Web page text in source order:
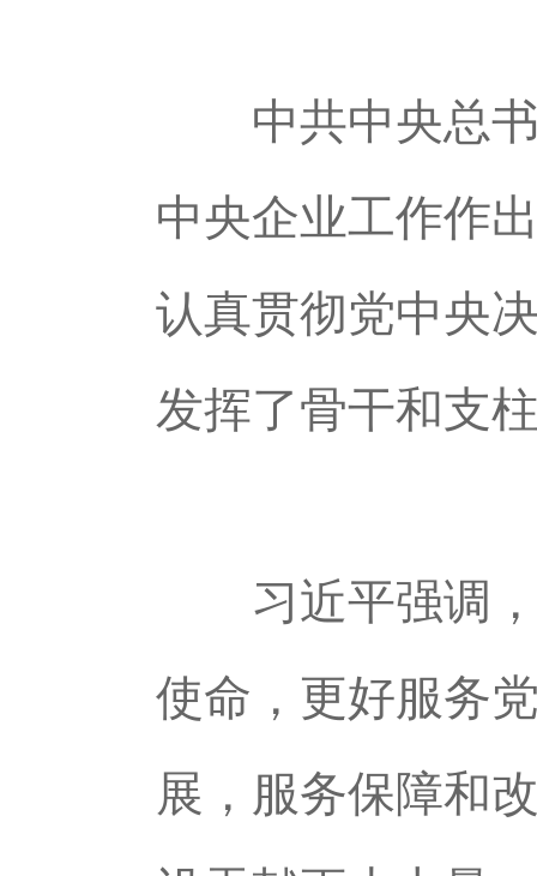
中共中央总书
中央企业工作作
认真贯彻党中央
发挥了骨干和支
习近平强调，
使命，更好服务
展，服务保障和